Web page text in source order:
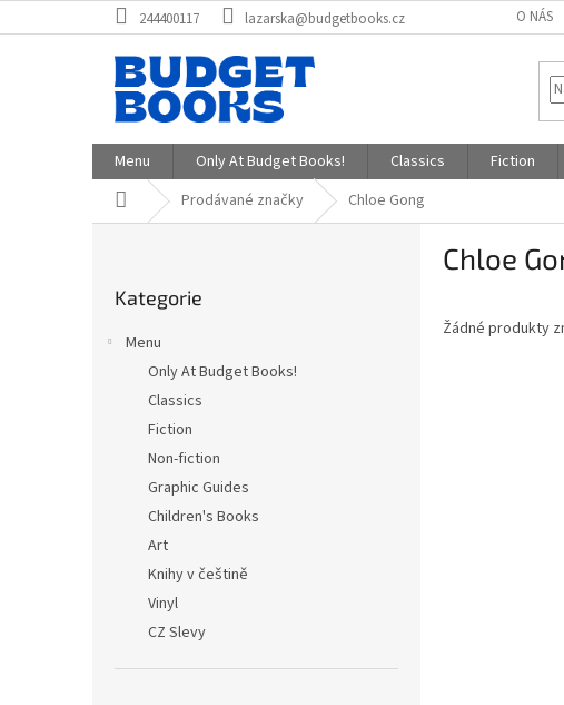
na
244400117 lazarska@budgetbooks.cz O NÁS
Menu Only At Budget Books! Classics Fiction
Domů Prodávané značky Chloe Gong
kategorie
Kategorie
Menu
Only At Budget Books!
Classics
Fiction
Non-fiction
Graphic Guides
Children's Books
Art
Knihy v češtině
Vinyl
CZ Slevy
Chloe
Žádné produkty